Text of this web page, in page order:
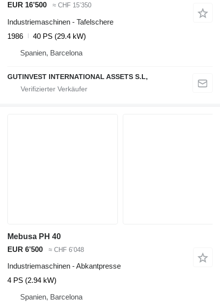
EUR 16’500
≈ CHF 15’350
Industriemaschinen - Tafelschere
1986
40 PS (29.4 kW)
Spanien, Barcelona
GUTINVEST INTERNATIONAL ASSETS S.L,
Mebusa PH 40
EUR 6’500
≈ CHF 6’048
Industriemaschinen - Abkantpresse
4 PS (2.94 kW)
Spanien, Barcelona